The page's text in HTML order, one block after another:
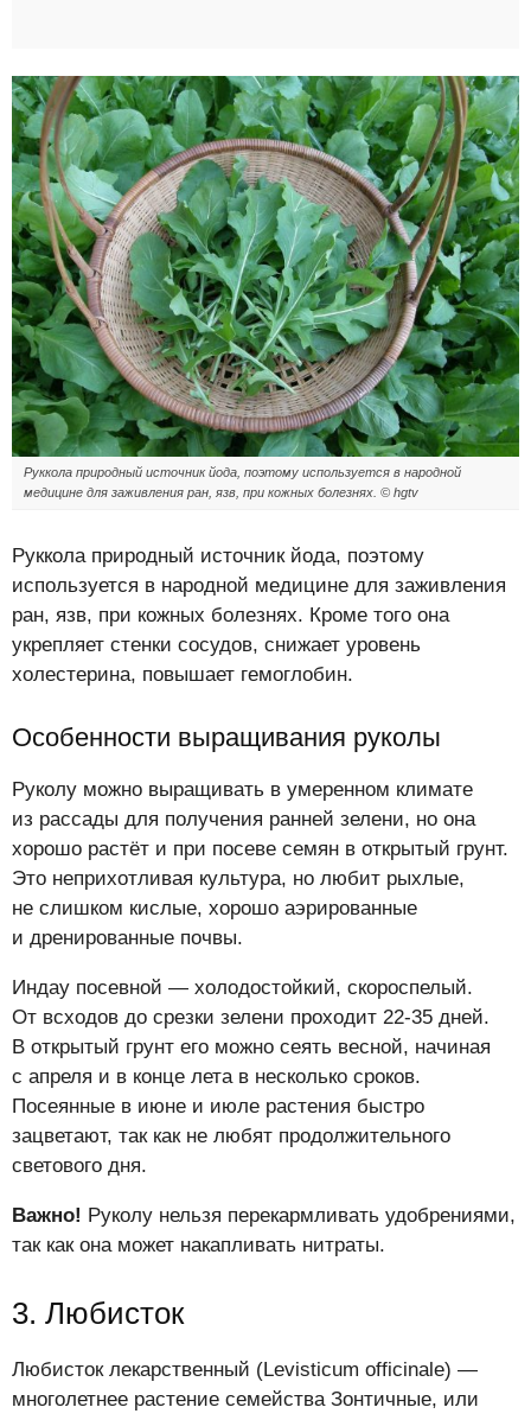
Руккола природный источник йода, поэтому используется в народной
медицине для заживления ран, язв, при кожных болезнях. © hgtv
Руккола природный источник йода, поэтому
используется в народной медицине для заживления
ран, язв, при кожных болезнях. Кроме того она
укрепляет стенки сосудов, снижает уровень
холестерина, повышает гемоглобин.
Особенности выращивания руколы
Руколу можно выращивать в умеренном климате
из рассады для получения ранней зелени, но она
хорошо растёт и при посеве семян в открытый грунт.
Это неприхотливая культура, но любит рыхлые,
не слишком кислые, хорошо аэрированные
и дренированные почвы.
Индау посевной — холодостойкий, скороспелый.
От всходов до срезки зелени проходит 22-35 дней.
В открытый грунт его можно сеять весной, начиная
с апреля и в конце лета в несколько сроков.
Посеянные в июне и июле растения быстро
зацветают, так как не любят продолжительного
светового дня.
Важно! Руколу нельзя перекармливать удобрениями,
так как она может накапливать нитраты.
3. Любисток
Любисток лекарственный (Levisticum officinale) —
многолетнее растение семейства Зонтичные, или